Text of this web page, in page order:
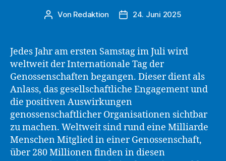
Beitragsautor
Von Redaktion Beitragsdatum
24. Juni 2025
Jedes Jahr am ersten Samstag im Juli wird
weltweit der Internationale Tag der
Genossenschaften begangen. Dieser dient als
Anlass, das gesellschaftliche Engagement und
die positiven Auswirkungen
genossenschaftlicher Organisationen sichtbar
zu machen. Weltweit sind rund eine Milliarde
Menschen Mitglied in einer Genossenschaft,
über 280 Millionen finden in diesen